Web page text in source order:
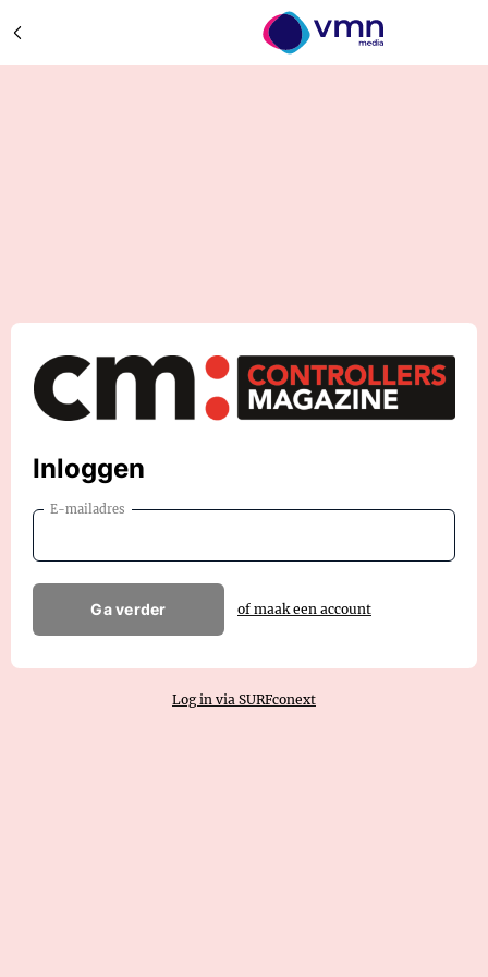
Inloggen
E-mailadres
Ga verder of maak een account
Log in via SURFconext